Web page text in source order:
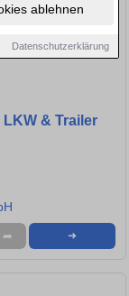
ablehnen
Datenschutzerklärung
& Trailer
➦ ➜